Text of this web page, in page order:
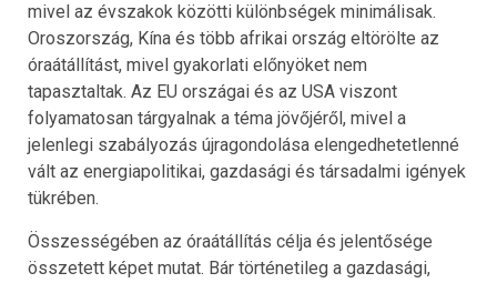
mivel az évszakok közötti különbségek minimálisak.
Oroszország, Kína és több afrikai ország eltörölte az
óraátállítást, mivel gyakorlati előnyöket nem
tapasztaltak. Az EU országai és az USA viszont
folyamatosan tárgyalnak a téma jövőjéről, mivel a
jelenlegi szabályozás újragondolása elengedhetetlenné
vált az energiapolitikai, gazdasági és társadalmi igények
tükrében.
Összességében az óraátállítás célja és jelentősége
összetett képet mutat. Bár történetileg a gazdasági,